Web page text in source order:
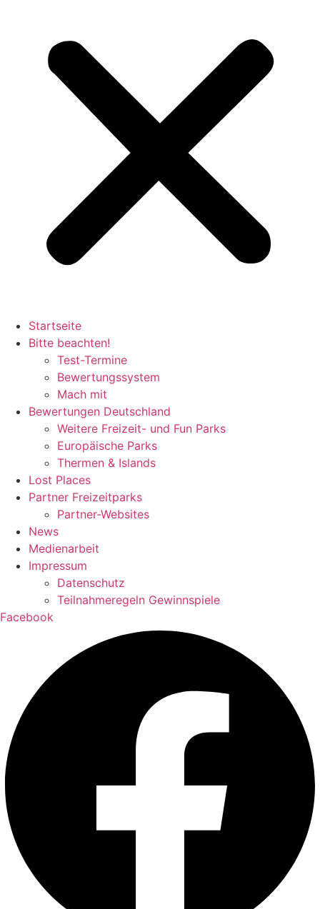
Startseite
Bitte beachten!
Test-Termine
Bewertungssystem
Mach mit
Bewertungen Deutschland
Weitere Freizeit- und Fun Parks
Europäische Parks
Thermen & Islands
Lost Places
Partner Freizeitparks
Partner-Websites
News
Medienarbeit
Impressum
Datenschutz
Teilnahmeregeln Gewinnspiele
Facebook